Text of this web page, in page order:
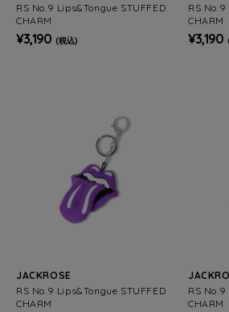
RS No.9 Lips&Tongue STUFFED
CHARM
¥3,190 (税込)
RS
CHARM
¥3,190
JACKROSE
RS No.9 Lips&Tongue STUFFED
CHARM
RS
CHARM